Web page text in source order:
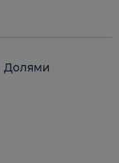
Долями